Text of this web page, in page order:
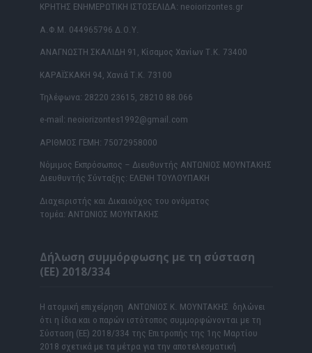
ΚΡΗΤΗΣ ΕΝΗΜΕΡΩΤΙΚΗ ΙΣΤΟΣΕΛΙΔΑ: neoiorizontes.gr
Α.Φ.Μ. 044965796 Δ.Ο.Υ.
ΑΝΑΓΝΩΣΤΗ ΣΚΑΛΙΔΗ 91, Κίσαμος Χανίων Τ.Κ. 73400
ΚΑΡΑΪΣΚΑΚΗ 94, Χανιά Τ.Κ. 73100
Τηλέφωνα: 28220 23615, 28210 88.066
e-mail: neoiorizontes1992@gmail.com
ΑΡΙΘΜΟΣ ΓΕΜΗ: 75072958000
Νόμιμος Εκπρόσωπος – Διευθυντής ΑΝΤΩΝΙΟΣ ΜΟΥΝΤΑΚΗΣ
Διευθυντής Σύνταξης: ΕΛΕΝΗ ΤΟΥΛΟΥΠΑΚΗ
Διαχειριστής και Δικαιούχος του ονόματος
τομέα: ΑΝΤΩΝΙΟΣ ΜΟΥΝΤΑΚΗΣ
Δήλωση συμμόρφωσης με τη σύσταση
(ΕΕ) 2018/334
Η ατομική επιχείρηση ΑΝΤΩΝΙΟΣ Κ. ΜΟΥΝΤΑΚΗΣ δηλώνει
ότι η ίδια και ο παρών ιστότοπος συμμορφώνονται με τη
Σύσταση (ΕΕ) 2018/334 της Επιτροπής της 1ης Μαρτίου
2018 σχετικά με τα μέτρα για την αποτελεσματική